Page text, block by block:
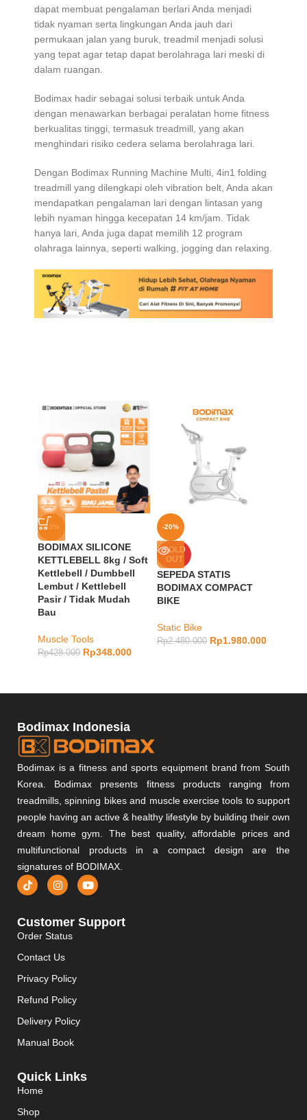
dapat membuat pengalaman berlari Anda menjadi
tidak nyaman serta lingkungan Anda jauh dari
permukaan jalan yang buruk, treadmil menjadi solusi
yang tepat agar tetap dapat berolahraga lari meski di
dalam ruangan.
Bodimax hadir sebagai solusi terbaik untuk Anda
dengan menawarkan berbagai peralatan home fitness
berkualitas tinggi, termasuk treadmill, yang akan
menghindari risiko cedera selama berolahraga lari.
Dengan Bodimax Running Machine Multi, 4in1 folding
treadmill yang dilengkapi oleh vibration belt, Anda akan
mendapatkan pengalaman lari dengan lintasan yang
lebih nyaman hingga kecepatan 14 km/jam. Tidak
hanya lari, Anda juga dapat memilih 12 program
olahraga lainnya, seperti walking, jogging dan relaxing.
-19%
BODIMAX SILICONE
KETTLEBELL 8kg / Soft
Kettlebell / Dumbbell
Lembut / Kettlebell
Pasir / Tidak Mudah
Bau
Muscle Tools
Rp428.000 Rp348.000
-20%
SOLD
OUT
SEPEDA STATIS
BODIMAX COMPACT
BIKE
Static Bike
Rp2.480.000 Rp1.980.000
Bodimax Indonesia
Bodimax is a fitness and sports equipment brand from South
Korea. Bodimax presents fitness products ranging from
treadmills, spinning bikes and muscle exercise tools to support
people having an active & healthy lifestyle by building their own
dream home gym. The best quality, affordable prices and
multifunctional products in a compact design are the
signatures of BODIMAX.
Customer Support
Order Status
Contact Us
Privacy Policy
Refund Policy
Delivery Policy
Manual Book
Quick Links
Home
Shop